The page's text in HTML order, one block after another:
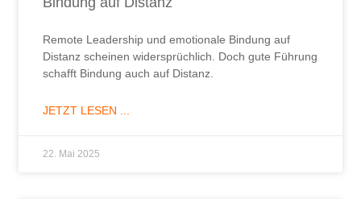
Remote Leadership und emotionale Bindung auf
Distanz scheinen widersprüchlich. Doch gute Führung
schafft Bindung auch auf Distanz.
JETZT LESEN ...
22. Mai 2025